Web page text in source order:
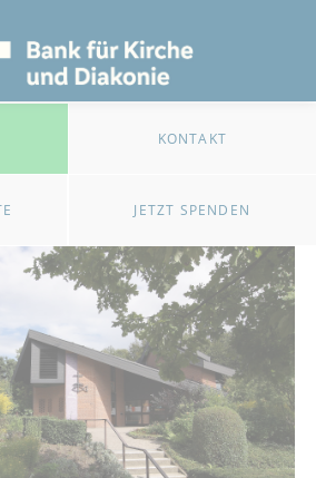
KONTAKT
JETZT SPENDEN